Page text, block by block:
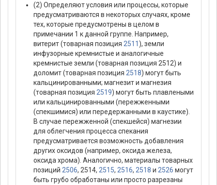
(2) Определяют условия или процессы, которые
предусматриваются в некоторых случаях, кроме
тех, которые предусмотрены в целом в
примечании 1 к данной группе. Например,
витерит (товарная позиция 2511), земли
инфузорные кремнистые и аналогичные
кремнистые земли (товарная позиция 2512) и
доломит (товарная позиция 2518) могут быть
кальцинированными; магнезит и магнезия
(товарная позиция 2519) могут быть плавлеными
или кальцинированными (пережженными
(спекшимися) или передержанными в каустике).
В случае пережженной (спекшейся) магнезии
для облегчения процесса спекания
предусматривается возможность добавления
других оксидов (например, оксида железа,
оксида хрома). Аналогично, материалы товарных
позиций 2506, 2514, 2515, 2516, 2518 и 2526 могут
быть грубо обработаны или просто разрезаны